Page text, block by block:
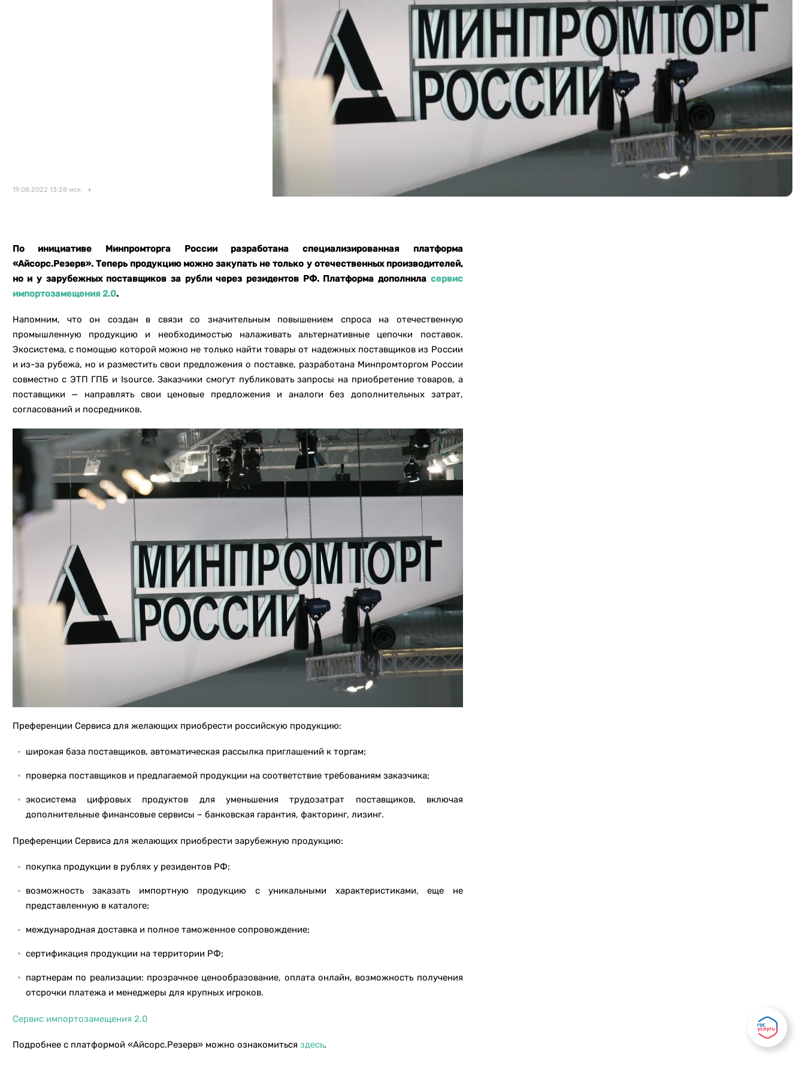
19.08.2022 13:28 мск
По инициативе Минпромторга России разработана специализированная платформа
«Айсорс.Резерв». Теперь продукцию можно закупать не только у отечественных производителей,
но и у зарубежных поставщиков за рубли через резидентов РФ. Платформа дополнила сервис
импортозамещения 2.0.
Напомним, что он создан в связи со значительным повышением спроса на отечественную
промышленную продукцию и необходимостью налаживать альтернативные цепочки поставок.
Экосистема, с помощью которой можно не только найти товары от надежных поставщиков из России
и из-за рубежа, но и разместить свои предложения о поставке, разработана Минпромторгом России
совместно с ЭТП ГПБ и Isource. Заказчики смогут публиковать запросы на приобретение товаров, а
поставщики — направлять свои ценовые предложения и аналоги без дополнительных затрат,
согласований и посредников.
Преференции Сервиса для желающих приобрести российскую продукцию:
широкая база поставщиков, автоматическая рассылка приглашений к торгам;
проверка поставщиков и предлагаемой продукции на соответствие требованиям заказчика;
экосистема цифровых продуктов для уменьшения трудозатрат поставщиков, включая
дополнительные финансовые сервисы – банковская гарантия, факторинг, лизинг.
Преференции Сервиса для желающих приобрести зарубежную продукцию:
покупка продукции в рублях у резидентов РФ;
возможность заказать импортную продукцию с уникальными характеристиками, еще не
представленную в каталоге;
международная доставка и полное таможенное сопровождение;
сертификация продукции на территории РФ;
партнерам по реализации: прозрачное ценообразование, оплата онлайн, возможность получения
отсрочки платежа и менеджеры для крупных игроков.
Сервис импортозамещения 2.0
Подробнее с платформой «Айсорс.Резерв» можно ознакомиться здесь.